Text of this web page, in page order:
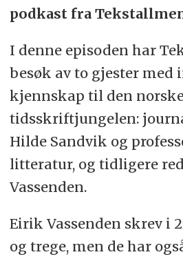
podkast fra
I denne episoden har
besøk av to gjester med
kjennskap til den
tidsskriftjungelen:
Hilde Sandvik og
litteratur, og tidligere
Vassenden.
Eirik Vassenden skrev i
og trege, men de har